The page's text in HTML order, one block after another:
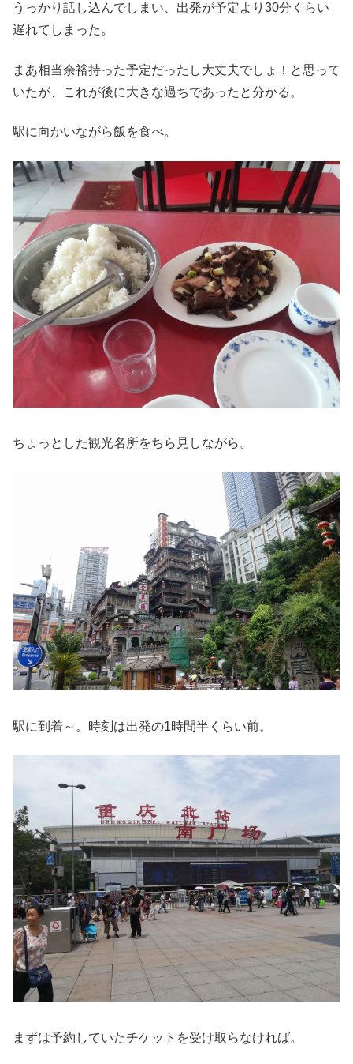
うっかり話し込んでしまい、出発が予定より30分くらい
遅れてしまった。
まあ相当余裕持った予定だったし大丈夫でしょ！と思って
いたが、これが後に大きな過ちであったと分かる。
駅に向かいながら飯を食べ。
ちょっとした観光名所をちら見しながら。
駅に到着～。時刻は出発の1時間半くらい前。
まずは予約していたチケットを受け取らなければ。